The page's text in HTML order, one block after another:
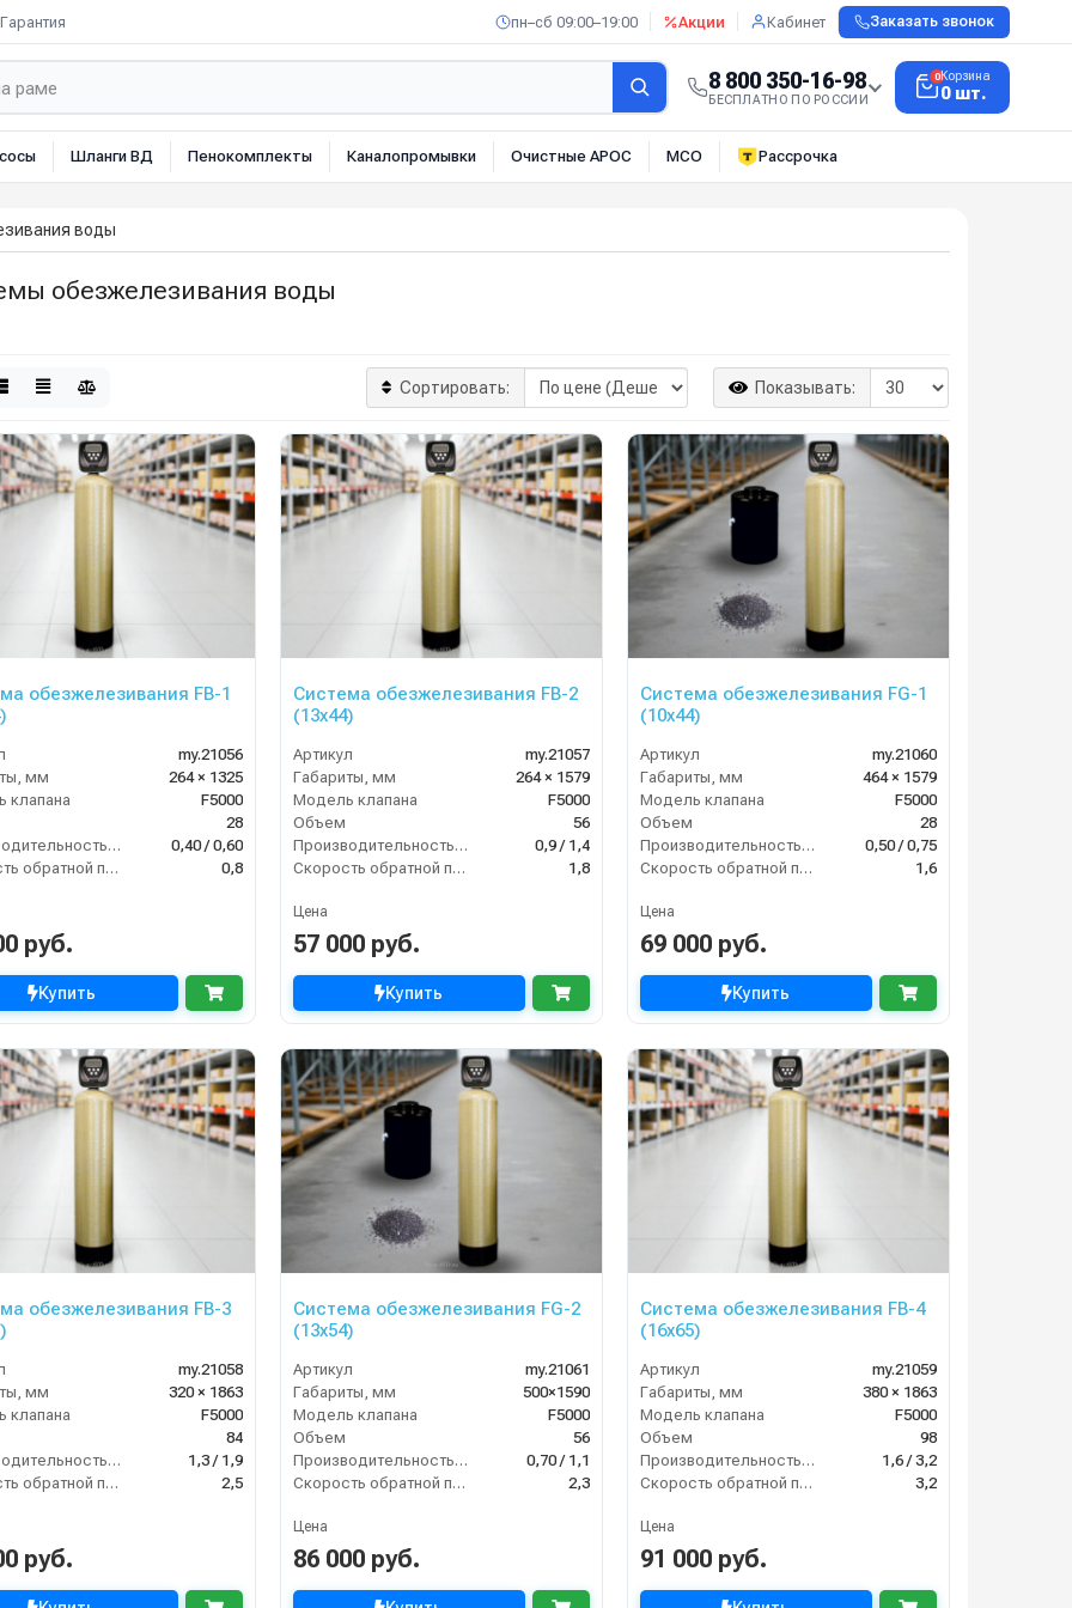
Гарантия пн–сб 09:00–19:00 Акции Кабинет Заказать звонок
8 800 350-16-98
БЕСПЛАТНО ПО РОССИИ
0Корзина
0 шт.
Шланги ВД Пенокомплекты Каналопромывки Очистные АРОС МСО Рассрочка
воды
обезжелезивания воды
Сортировать: Показывать:
обезжелезивания FB-1
my.21056
мм
264 × 1325
клапана
F5000
28
Производительность (м3/час)
0,40 / 0,60
Скорость обратной промывки (м³/ч)
0,8
руб.
Купить
Система обезжелезивания FB-2
(13х44)
Артикул
my.21057
Габариты, мм
264 × 1579
Модель клапана
F5000
Объем
56
Производительность (м3/час)
0,9 / 1,4
Скорость обратной промывки (м³/ч)
1,8
Цена
57 000 руб.
Купить
Система обезжелезивания FG-1
(10х44)
Артикул
my.21060
Габариты, мм
464 × 1579
Модель клапана
F5000
Объем
28
Производительность (м3/час)
0,50 / 0,75
Скорость обратной промывки (м³/ч)
1,6
Цена
69 000 руб.
Купить
обезжелезивания FB-3
my.21058
мм
320 × 1863
клапана
F5000
84
Производительность (м3/час)
1,3 / 1,9
Скорость обратной промывки (м³/ч)
2,5
руб.
Система обезжелезивания FG-2
(13х54)
Артикул
my.21061
Габариты, мм
500×1590
Модель клапана
F5000
Объем
56
Производительность (м3/час)
0,70 / 1,1
Скорость обратной промывки (м³/ч)
2,3
Цена
86 000 руб.
Система обезжелезивания FB-4
(16х65)
Артикул
my.21059
Габариты, мм
380 × 1863
Модель клапана
F5000
Объем
98
Производительность (м3/час)
1,6 / 3,2
Скорость обратной промывки (м³/ч)
3,2
Цена
91 000 руб.